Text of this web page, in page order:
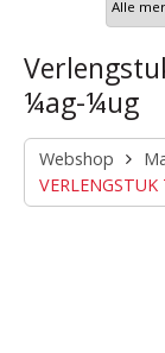
¼ag-¼ug
Webshop